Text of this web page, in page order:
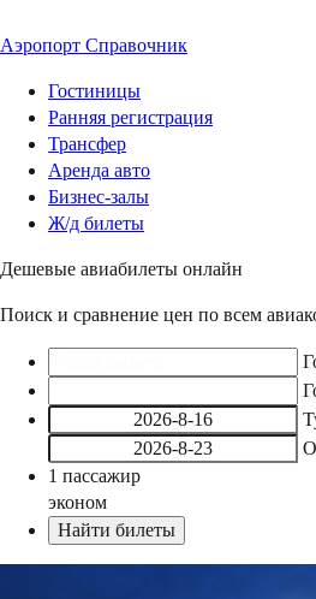
Аэропорт Справочник
Гостиницы
Ранняя регистрация
Трансфер
Аренда авто
Бизнес-залы
Ж/д билеты
Дешевые авиабилеты онлайн
Поиск и сравнение цен по всем
1 пассажир
эконом
Найти билеты